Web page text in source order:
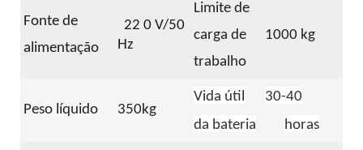
Fonte de
alimentação
22 0 V/50
Hz
Limite de
carga de
trabalho
1000 kg
Peso líquido 350kg
Vida útil
da bateria
30-40
horas